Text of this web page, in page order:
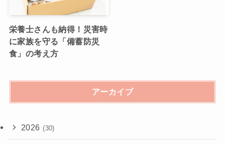
栄養士さんも納得！災害時
に家族を守る「備蓄防災
食」の考え方
アーカイブ
2026 (30)